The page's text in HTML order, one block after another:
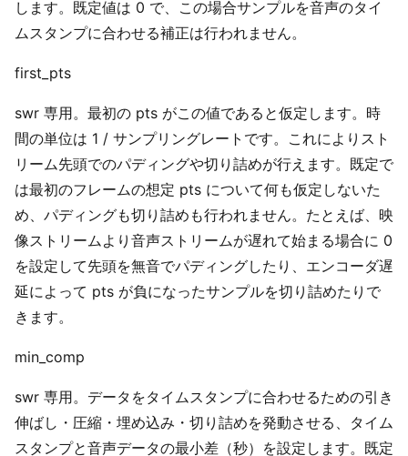
します。既定値は 0 で、この場合サンプルを音声のタイ
ムスタンプに合わせる補正は行われません。
first_pts
swr 専用。最初の pts がこの値であると仮定します。時
間の単位は 1 / サンプリングレートです。これによりスト
リーム先頭でのパディングや切り詰めが行えます。既定で
は最初のフレームの想定 pts について何も仮定しないた
め、パディングも切り詰めも行われません。たとえば、映
像ストリームより音声ストリームが遅れて始まる場合に 0
を設定して先頭を無音でパディングしたり、エンコーダ遅
延によって pts が負になったサンプルを切り詰めたりで
きます。
min_comp
swr 専用。データをタイムスタンプに合わせるための引き
伸ばし・圧縮・埋め込み・切り詰めを発動させる、タイム
スタンプと音声データの最小差（秒）を設定します。既定